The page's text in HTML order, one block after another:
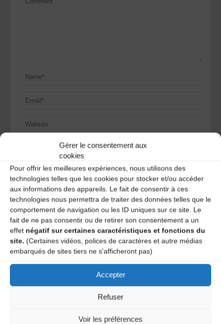
Gérer le consentement aux
cookies
Pour offrir les meilleures expériences, nous utilisons des
technologies telles que les cookies pour stocker et/ou accéder
aux informations des appareils. Le fait de consentir à ces
technologies nous permettra de traiter des données telles que le
comportement de navigation ou les ID uniques sur ce site. Le
fait de ne pas consentir ou de retirer son consentement a un
effet négatif sur certaines caractéristiques et fonctions du
site. (Certaines vidéos, polices de caractères et autre médias
embarqués de sites tiers ne s'afficheront pas)
Accepter
Refuser
Voir les préférences
Save my name, email, and site URL in my browser for next
time I post a comment.
Ce site utilise Akismet pour réduire les indésirables.En
savoir plus sur la façon dont les données de vos
commentaires sont traitées.